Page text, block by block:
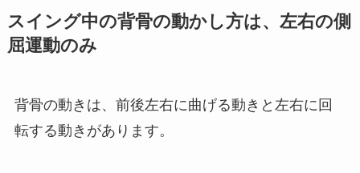
スイング中の背骨の動かし方は、左右の側
屈運動のみ
背骨の動きは、前後左右に曲げる動きと左右に回
転する動きがあります。